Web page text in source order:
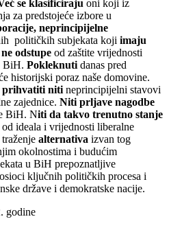
se klasificiraju oni koji iz
za predstojeće izbore u
neprincipijelne
političkih subjekata koji imaju
odstupe od zaštite vrijednosti
BiH. Pokleknuti danas pred
historijski poraz naše domovine.
prihvatiti niti neprincipijelni stavovi
zajednice. Niti prljave nagodbe
BiH. Niti da takvo trenutno stanje
od ideala i vrijednosti liberalne
traženje alternativa izvan tog
okolnostima i budućim
u BiH prepoznatljive
ključnih političkih procesa i
države i demokratske nacije.
godine